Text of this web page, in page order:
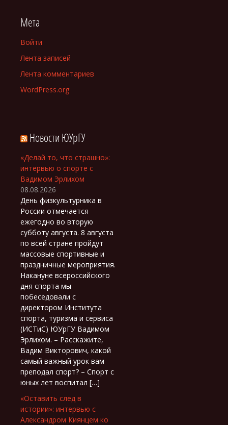
Мета
Войти
Лента записей
Лента комментариев
WordPress.org
Новости ЮУрГУ
«Делай то, что страшно»:
интервью о спорте с
Вадимом Эрлихом
08.08.2026
День физкультурника в
России отмечается
ежегодно во вторую
субботу августа. 8 августа
по всей стране пройдут
массовые спортивные и
праздничные мероприятия.
Накануне всероссийского
дня спорта мы
побеседовали с
директором Института
спорта, туризма и сервиса
(ИСТиС) ЮУрГУ Вадимом
Эрлихом. – Расскажите,
Вадим Викторович, какой
самый важный урок вам
преподал спорт? – Спорт с
юных лет воспитал […]
«Оставить след в
истории»: интервью с
Александром Киянцем ко